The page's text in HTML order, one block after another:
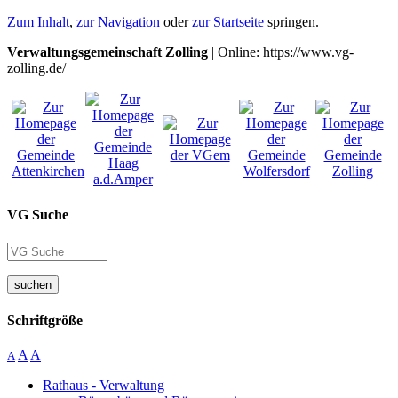
Zum Inhalt, zur Navigation oderzur Startseite springen.
Verwaltungsgemeinschaft Zolling | Online: https://www.vg-
zolling.de/
VG Suche
suchen
Schriftgröße
A A A
Rathaus - Verwaltung